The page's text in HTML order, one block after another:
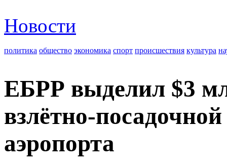
Новости
политика общество экономика спорт происшествия культура
ЕБРР выделил $3
взлётно-
аэропорта